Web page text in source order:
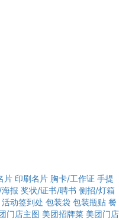
片 印刷名片 胸卡/工作证 手提
报 奖状/证书/聘书 侧招/灯箱
活动签到处 包装袋 包装瓶贴 餐
门店主图 美团招牌菜 美团门店